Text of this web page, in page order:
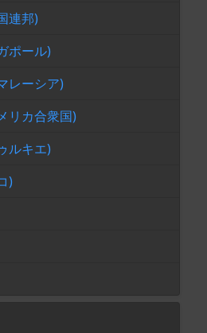
連邦)
ポール)
レーシア)
リカ合衆国)
ルキエ)
)